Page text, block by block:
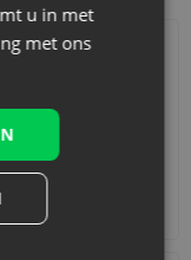
zakjes
u in met
met ons